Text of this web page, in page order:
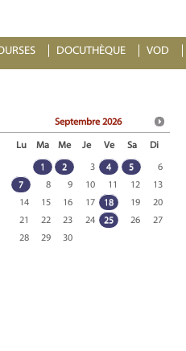
DOCUTHÈQUE VOD
Septembre 2026
Lu Ma Me Je Ve Sa
Di
1
2 3 4 5
6
7
8 9 10 11 12
13
14
15 16 17 18 19
20
21
22 23 24 25 26
27
28
29 30